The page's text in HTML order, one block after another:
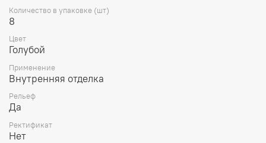
Количество в упаковке (шт)
8
Цвет
Голубой
Применение
Внутренняя отделка
Рельеф
Да
Ректификат
Нет